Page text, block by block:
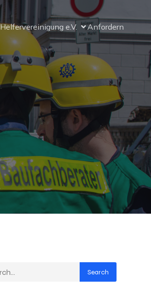
Helfervereinigung e.V. Anfordern
Search